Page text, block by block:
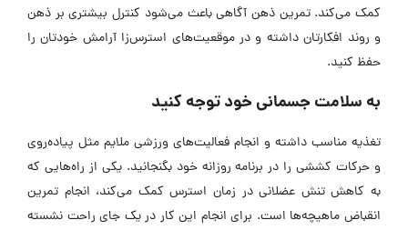
کمک می‌کند. تمرین ذهن آگاهی باعث می‌شود کنترل بیشتری بر ذهن
و روند افکارتان داشته و در موقعیت‌های استرس‌زا آرامش خودتان را
حفظ کنید.
به سلامت جسمانی خود توجه کنید
تغذیه مناسب داشته و انجام فعالیت‌های ورزشی ملایم مثل پیاده‌روی
و حرکات کششی را در برنامه روزانه خود بگنجانید. یکی از راه‌هایی که
به کاهش تنش عضلانی در زمان استرس کمک می‌کند، انجام تمرین
انقباض ماهیچه‌ها است. برای انجام این کار در یک جای راحت نشسته